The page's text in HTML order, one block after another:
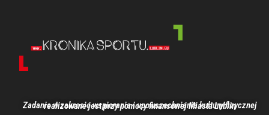
Zadanie w zakresie wspierania i upowszechniania kultury fizycznej realizowane jest przy pomocy finansowej Miasta Lublin